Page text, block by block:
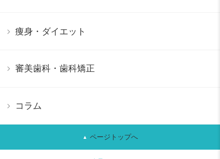
痩身・ダイエット
審美歯科・歯科矯正
コラム
ページトップへ